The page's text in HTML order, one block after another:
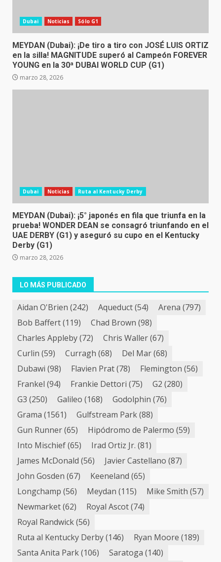
Dubai Noticias Sólo G1
MEYDAN (Dubai): ¡De tiro a tiro con JOSÉ LUIS ORTIZ
en la silla! MAGNITUDE superó al Campeón FOREVER
YOUNG en la 30ª DUBAI WORLD CUP (G1)
marzo 28, 2026
Dubai Noticias Ruta al Kentucky Derby
MEYDAN (Dubai): ¡5° japonés en fila que triunfa en la
prueba! WONDER DEAN se consagró triunfando en el
UAE DERBY (G1) y aseguró su cupo en el Kentucky
Derby (G1)
marzo 28, 2026
LO MÁS PUBLICADO
Aidan O'Brien (242) Aqueduct(54) Arena (797)
Bob Baffert(119) Chad Brown (98)
Charles Appleby(72) Chris Waller(67)
Curlin (59) Curragh (68) Del Mar(68)
Dubawi (98) Flavien Prat(78) Flemington (56)
Frankel (94) Frankie Dettori (75) G2 (280)
G3 (250) Galileo (168) Godolphin (76)
Grama (1561) Gulfstream Park(88)
Gun Runner(65) Hipódromo de Palermo (59)
Into Mischief(65) Irad Ortiz Jr. (81)
James McDonald (56) Javier Castellano (87)
John Gosden (67) Keeneland (65)
Longchamp (56) Meydan (115) Mike Smith (57)
Newmarket(62) Royal Ascot(74)
Royal Randwick(56)
Ruta al Kentucky Derby(146) Ryan Moore (189)
Santa Anita Park(106) Saratoga (140)